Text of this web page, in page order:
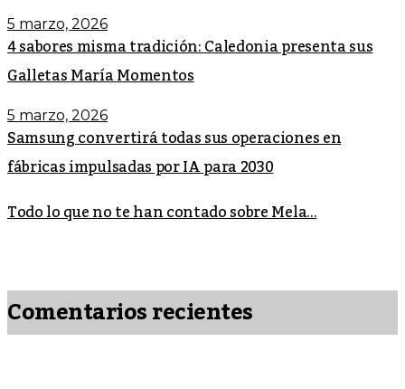
5 marzo, 2026
4 sabores misma tradición: Caledonia presenta sus
Galletas María Momentos
5 marzo, 2026
Samsung convertirá todas sus operaciones en
fábricas impulsadas por IA para 2030
Todo lo que no te han contado sobre Mela...
Comentarios recientes